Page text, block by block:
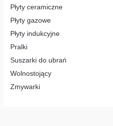
Płyty ceramiczne
Płyty gazowe
Płyty indukcyjne
Pralki
Suszarki do ubrań
Wolnostojący
Zmywarki